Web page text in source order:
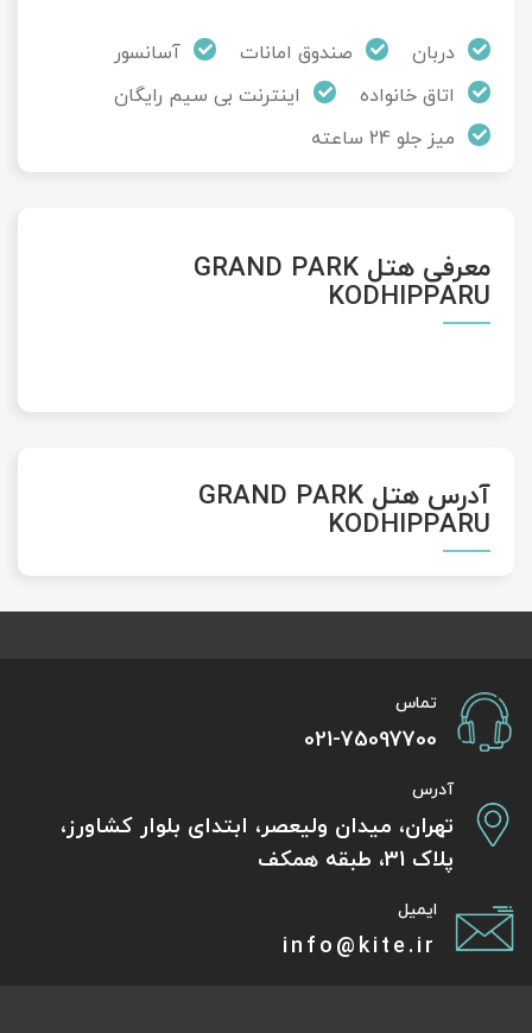
دربان صندوق امانات
آسانسور
اتاق خانواده
اینترنت بی سیم رایگان
میز جلو 24 ساعته
معرفی هتل GRAND PARK
KODHIPPARU
آدرس هتل GRAND PARK
KODHIPPARU
تماس
021-75097700
آدرس
تهران، میدان ولیعصر، ابتدای بلوار کشاورز،
پلاک 31، طبقه همکف
ایمیل
info@kite.ir